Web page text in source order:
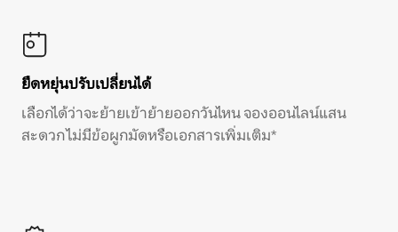
ยืดหยุ่นปรับเปลี่ยนได้
เลือกได้ว่าจะย้ายเข้าย้ายออกวันไหน จองออนไลน์แสน
สะดวก ไม่มีข้อผูกมัดหรือเอกสารเพิ่มเติม*